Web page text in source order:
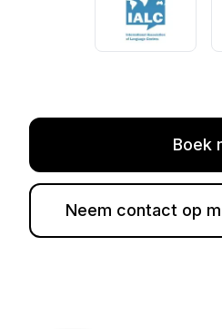
Boek
Neem contact op